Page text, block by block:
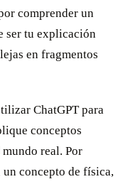
comprender un
ser tu explicación
en fragmentos
ChatGPT para
conceptos
real. Por
concepto de física,